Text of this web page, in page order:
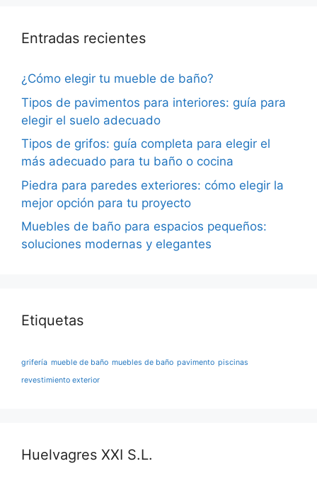
Entradas recientes
¿Cómo elegir tu mueble de baño?
Tipos de pavimentos para interiores: guía para
elegir el suelo adecuado
Tipos de grifos: guía completa para elegir el
más adecuado para tu baño o cocina
Piedra para paredes exteriores: cómo elegir la
mejor opción para tu proyecto
Muebles de baño para espacios pequeños:
soluciones modernas y elegantes
Etiquetas
grifería mueble de baño muebles de baño pavimento piscinas
revestimiento exterior
Huelvagres XXI S.L.